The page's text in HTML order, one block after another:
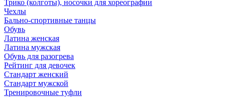
Трико (колготы), носочки для хореографии
Чехлы
Бально-спортивные танцы
Обувь
Латина женская
Латина мужская
Обувь для разогрева
Рейтинг для девочек
Стандарт женский
Стандарт мужской
Тренировочные туфли